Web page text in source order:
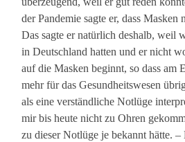
der Pandemie sagte er, dass Masken
Das sagte er natürlich deshalb, weil
in Deutschland hatten und er nicht
auf die Masken beginnt, so dass am
mehr für das Gesundheitswesen
als eine verständliche Notlüge
mir bis heute nicht zu Ohren
zu dieser Notlüge je bekannt hätte. –